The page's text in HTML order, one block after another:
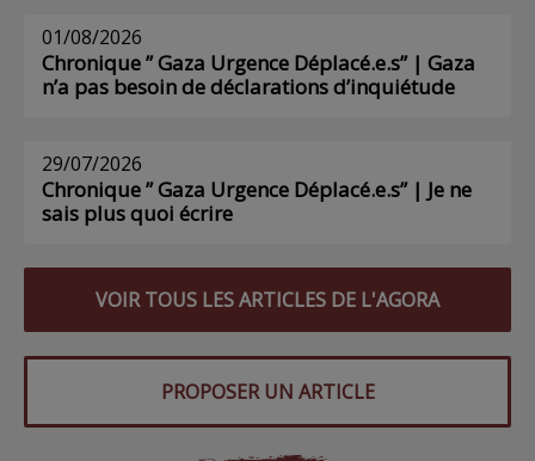
01/08/2026
Chronique ” Gaza Urgence Déplacé.e.s” | Gaza
n’a pas besoin de déclarations d’inquiétude
29/07/2026
Chronique ” Gaza Urgence Déplacé.e.s” | Je ne
sais plus quoi écrire
VOIR TOUS LES ARTICLES DE L'AGORA
PROPOSER UN ARTICLE